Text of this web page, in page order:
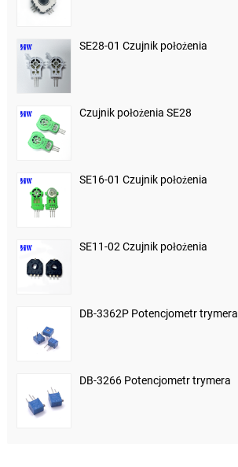
SE28-01 Czujnik położenia
Czujnik położenia SE28
SE16-01 Czujnik położenia
SE11-02 Czujnik położenia
DB-3362P Potencjometr trymera
DB-3266 Potencjometr trymera